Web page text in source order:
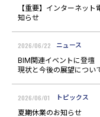
【重要】インターネッ
知らせ
2026/06/22 ニュース
BIM関連イベントに登壇
現状と今後の展望につい
2026/06/01 トピックス
夏期休業のお知らせ